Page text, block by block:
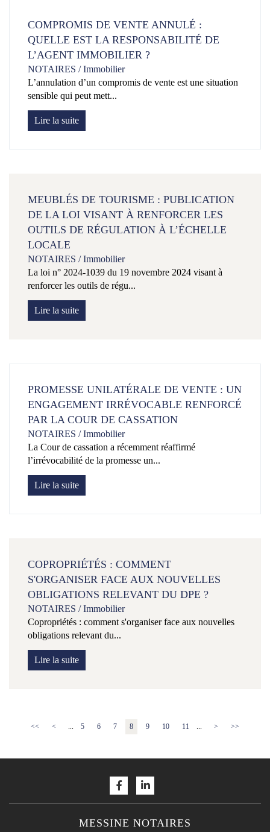
COMPROMIS DE VENTE ANNULÉ :
QUELLE EST LA RESPONSABILITÉ DE
L’AGENT IMMOBILIER ?
NOTAIRES /Immobilier
L’annulation d’un compromis de vente est une situation
sensible qui peut mett...
Lire la suite
MEUBLÉS DE TOURISME : PUBLICATION
DE LA LOI VISANT À RENFORCER LES
OUTILS DE RÉGULATION À L’ÉCHELLE
LOCALE
NOTAIRES /Immobilier
La loi n° 2024-1039 du 19 novembre 2024 visant à
renforcer les outils de régu...
Lire la suite
PROMESSE UNILATÉRALE DE VENTE : UN
ENGAGEMENT IRRÉVOCABLE RENFORCÉ
PAR LA COUR DE CASSATION
NOTAIRES /Immobilier
La Cour de cassation a récemment réaffirmé
l’irrévocabilité de la promesse un...
Lire la suite
COPROPRIÉTÉS : COMMENT
S'ORGANISER FACE AUX NOUVELLES
OBLIGATIONS RELEVANT DU DPE ?
NOTAIRES /Immobilier
Copropriétés : comment s'organiser face aux nouvelles
obligations relevant du...
Lire la suite
<< < ... 5 6 7 8 9 10 11 ... > >>
MESSINE NOTAIRES